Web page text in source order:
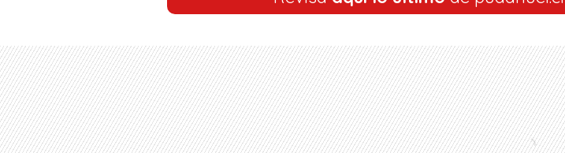
Revisaaquí lo últimode pudahuel.cl